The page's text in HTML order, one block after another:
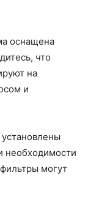
оснащена
что
на
и
необходимости
могут